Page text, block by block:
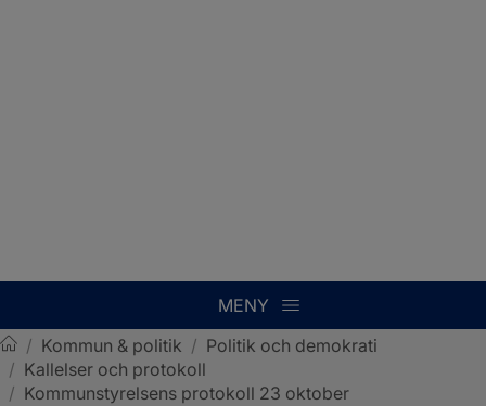
MENY
Sotenäs kommun
/ Kommun & politik / Politik och demokrati
/ Kallelser och protokoll
/ Kommunstyrelsens protokoll 23 oktober